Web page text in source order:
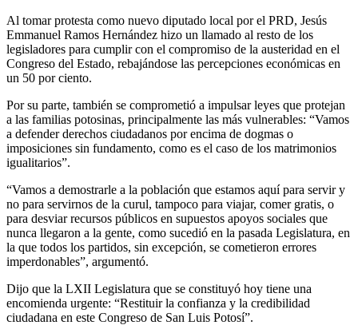
Al tomar protesta como nuevo diputado local por el PRD, Jesús
Emmanuel Ramos Hernández hizo un llamado al resto de los
legisladores para cumplir con el compromiso de la austeridad en el
Congreso del Estado, rebajándose las percepciones económicas en
un 50 por ciento.
Por su parte, también se comprometió a impulsar leyes que protejan
a las familias potosinas, principalmente las más vulnerables: “Vamos
a defender derechos ciudadanos por encima de dogmas o
imposiciones sin fundamento, como es el caso de los matrimonios
igualitarios”.
“Vamos a demostrarle a la población que estamos aquí para servir y
no para servirnos de la curul, tampoco para viajar, comer gratis, o
para desviar recursos públicos en supuestos apoyos sociales que
nunca llegaron a la gente, como sucedió en la pasada Legislatura, en
la que todos los partidos, sin excepción, se cometieron errores
imperdonables”, argumentó.
Dijo que la LXII Legislatura que se constituyó hoy tiene una
encomienda urgente: “Restituir la confianza y la credibilidad
ciudadana en este Congreso de San Luis Potosí”.